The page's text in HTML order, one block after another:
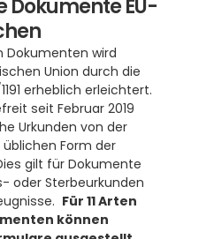
EU-
Dokumenten wird
Union durch die
erheblich erleichtert.
seit Februar 2019
Urkunden von der
Form der
gilt für Dokumente
oder Sterbeurkunden
Für 11 Arten
können